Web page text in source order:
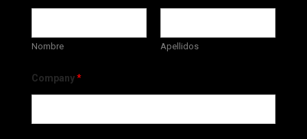
Nombre Apellidos
Company*